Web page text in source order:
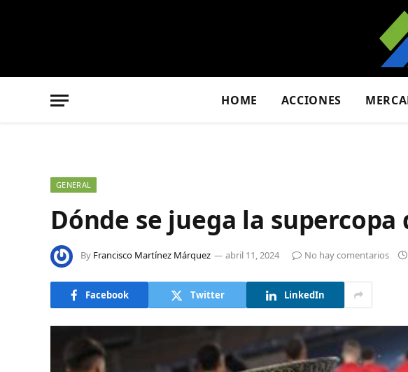
HOME ACCIONES
GENERAL
Dónde se juega la supercopa
By Francisco Martínez Márquez abril 11, 2024 No hay comentarios
Facebook Twitter LinkedIn